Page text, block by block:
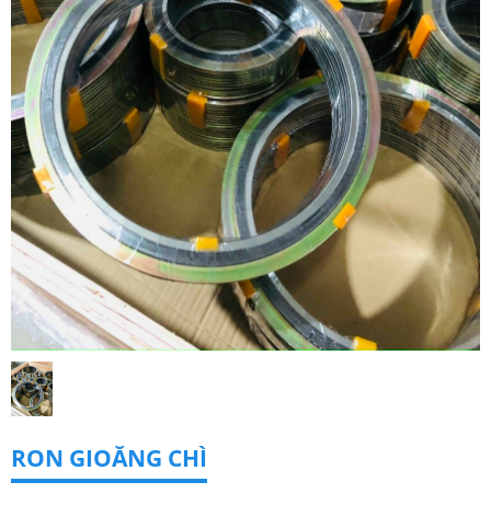
RON GIOĂNG CHÌ